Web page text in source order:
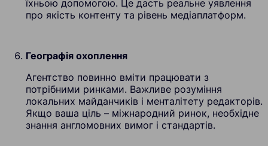
їхньою допомогою. Це дасть реальне уявлення
про якість контенту та рівень медіаплатформ.
Географія охоплення
Агентство повинно вміти працювати з
потрібними ринками. Важливе розуміння
локальних майданчиків і менталітету редакторів.
Якщо ваша ціль – міжнародний ринок, необхідне
знання англомовних вимог і стандартів.